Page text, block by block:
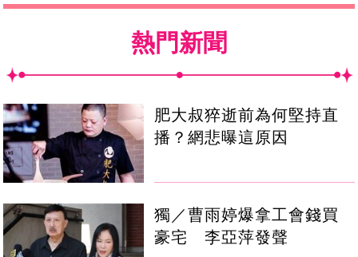
熱門新聞
肥大叔猝逝前為何堅持直
播？網悲曝這原因
獨／曹雨婷爆拿工會錢買
豪宅 李亞萍發聲